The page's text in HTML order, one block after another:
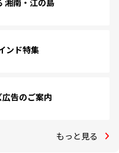
湘南・江の島
ンド特集
広告のご案内
もっと見る